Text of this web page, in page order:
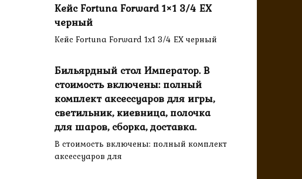
Кейс Fortuna Forward 1×1 3/4 EX
черный
Кейс Fortuna Forward 1x1 3/4 EX черный
Бильярдный стол Император. В
стоимость включены: полный
комплект аксессуаров для игры,
светильник, киевница, полочка
для шаров, сборка, доставка.
В стоимость включены: полный комплект
аксессуаров для